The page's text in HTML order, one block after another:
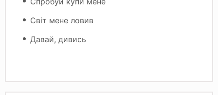
Світ мене ловив
Давай, дивись